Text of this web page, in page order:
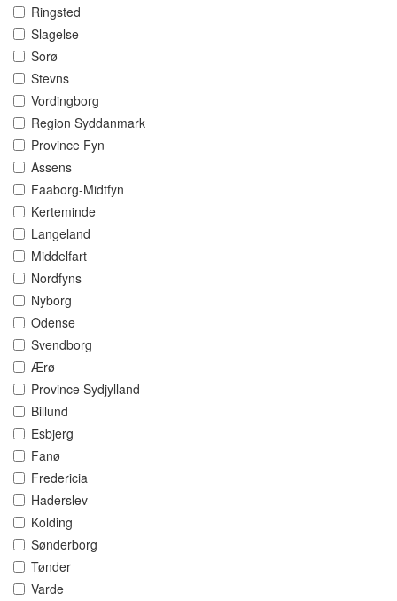
Ringsted
Slagelse
Sorø
Stevns
Vordingborg
Region Syddanmark
Province Fyn
Assens
Faaborg-Midtfyn
Kerteminde
Langeland
Middelfart
Nordfyns
Nyborg
Odense
Svendborg
Ærø
Province Sydjylland
Billund
Esbjerg
Fanø
Fredericia
Haderslev
Kolding
Sønderborg
Tønder
Varde